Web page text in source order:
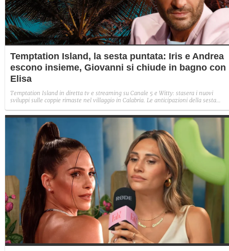
Temptation Island, la sesta puntata: Iris e Andrea
escono insieme, Giovanni si chiude in bagno con
Elisa
Temptation Island in diretta tv e streaming su Canale 5 e Witty: stasera i nuovi
sviluppi sulle coppie rimaste nel villaggio in Calabria. Le anticipazioni della sesta
Sabrina rifiuta il falò con Giovanni e si avvicina a Lory.